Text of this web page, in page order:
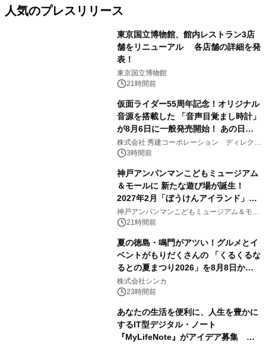
人気のプレスリリース
東京国立博物館、館内レストラン3店
舗をリニューアル 各店舗の詳細を発
表！
東京国立博物館
21時間前
仮面ライダー55周年記念！オリジナル
音源を搭載した 「音声目覚まし時計」
が8月6日に一般発売開始！ あの日の
大興奮が今甦る
株式会社 秀建コーポレーション ディレクト
アートギャラリー
3時間前
神戸アンパンマンこどもミュージアム
＆モールに 新たな遊び場が誕生！
2027年2月「ぼうけんアイランド」が
オープン
神戸アンパンマンこどもミュージアム＆モー
ル 21時間前
夏の徳島・鳴門がアツい！グルメとイ
ベントがもりだくさんの 「くるくるな
るとの夏まつり2026」を8月8日から9
日間開催 ～夏限定メニューや大抽選
会、大学芋スティックの振る舞いも～
株式会社シンカ
23時間前
あなたの生活を便利に、人生を豊かに
するIT型デジタル・ノート
『MyLifeNote』がアイデア募集 優